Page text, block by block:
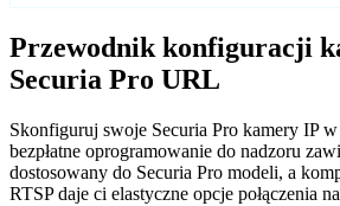
Przewodnik konfiguracji
Securia Pro URL
Skonfiguruj swoje Securia Pro kamery IP
bezpłatne oprogramowanie do nadzoru
dostosowany do Securia Pro modeli, a
RTSP daje ci elastyczne opcje połączenia